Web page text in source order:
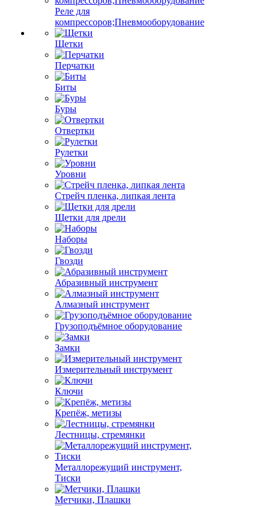
Реле для
компрессоров;Пневмооборудование
Щетки
Перчатки
Биты
Буры
Отвертки
Рулетки
Уровни
Стрейч пленка, липкая лента
Щетки для дрели
Наборы
Гвозди
Абразивный инструмент
Алмазный инструмент
Грузоподъёмное оборудование
Замки
Измерительный инструмент
Ключи
Крепёж, метизы
Лестницы, стремянки
Металлорежущий инструмент,
Тиски
Метчики, Плашки